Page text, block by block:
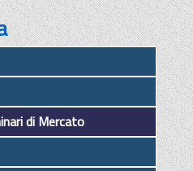
di Mercato